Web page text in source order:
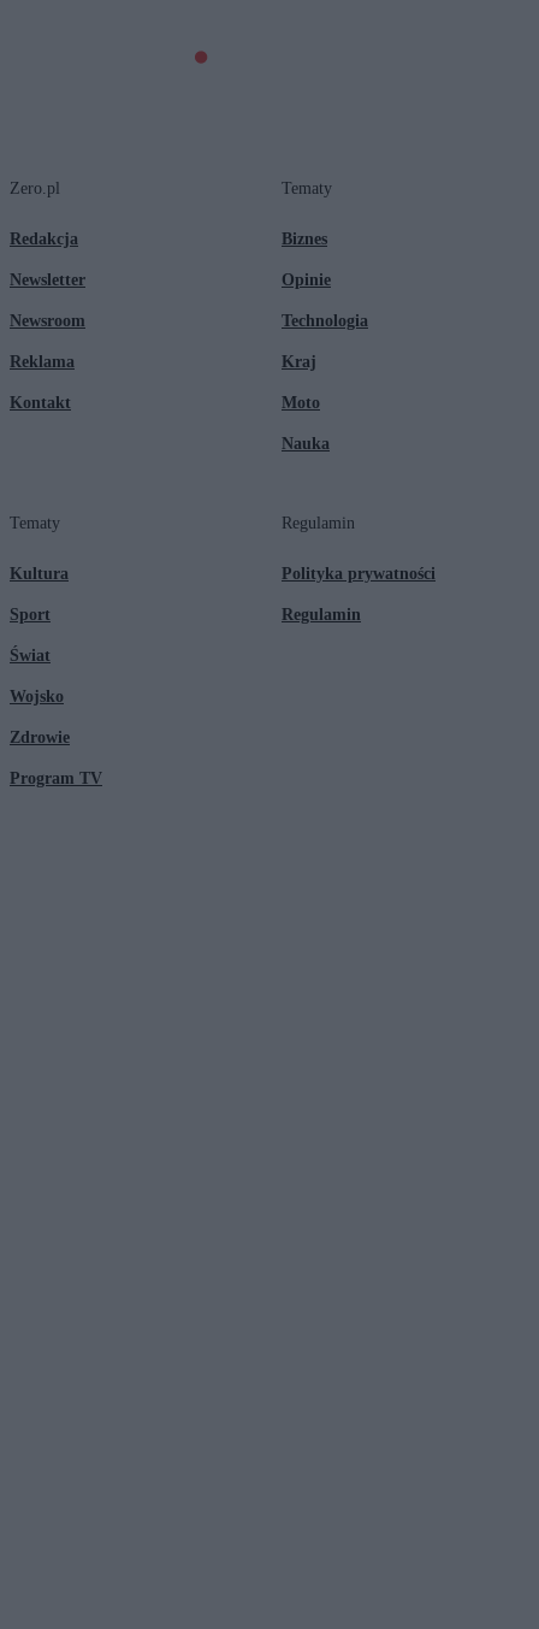
Zero.pl
Redakcja
Newsletter
Newsroom
Reklama
Kontakt
Tematy
Biznes
Opinie
Technologia
Kraj
Moto
Nauka
Tematy
Kultura
Sport
Świat
Wojsko
Zdrowie
Program TV
Regulamin
Polityka prywatności
Regulamin